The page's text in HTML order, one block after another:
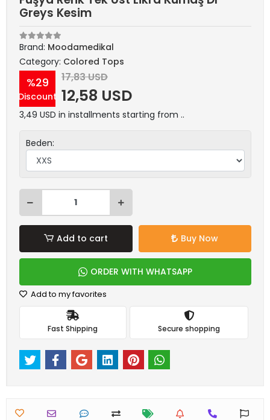
Greys Kesim
Brand: Moodamedikal
Category: Colored Tops
%29
Discount
17,83 USD
12,58 USD
3,49 USD in installments starting from ..
Beden:
Add to cart Buy Now
ORDER WITH WHATSAPP
Add to my favorites
Fast Shipping Secure shopping